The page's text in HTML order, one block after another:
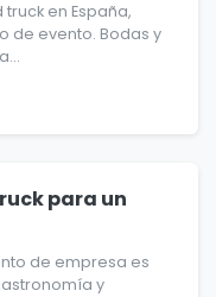
en España,
de evento. Bodas y
para un
de empresa es
y